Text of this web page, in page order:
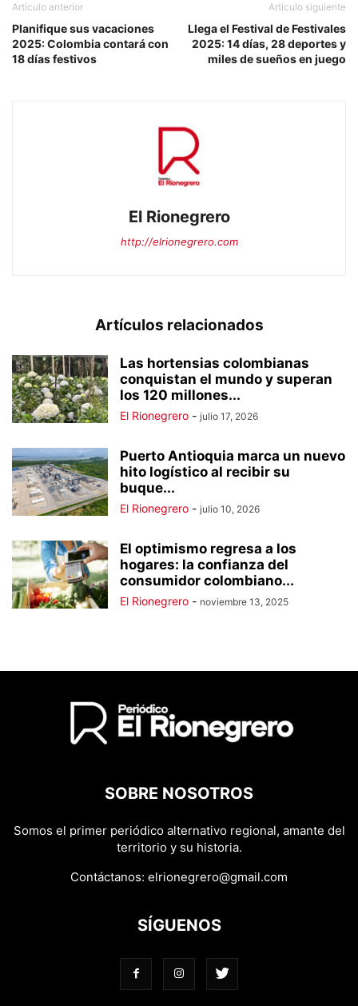
Artículo anterior
Planifique sus vacaciones
2025: Colombia contará con
18 días festivos
Artículo siguiente
Llega el Festival de Festivales
2025: 14 días, 28 deportes y
miles de sueños en juego
El Rionegrero
http://elrionegrero.com
Artículos relacionados
Las hortensias colombianas
conquistan el mundo y superan
los 120 millones...
El Rionegrero - julio 17, 2026
Puerto Antioquia marca un nuevo
hito logístico al recibir su
buque...
El Rionegrero - julio 10, 2026
El optimismo regresa a los
hogares: la confianza del
consumidor colombiano...
El Rionegrero - noviembre 13, 2025
SOBRE NOSOTROS
Somos el primer periódico alternativo regional, amante del
territorio y su historia.
Contáctanos: elrionegrero@gmail.com
SÍGUENOS